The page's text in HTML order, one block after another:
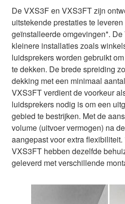
De VXS3F en VXS3FT zijn
uitstekende prestaties te
geïnstalleerde omgevingen*.
kleinere installaties zoals
luidsprekers worden gebruikt
te dekken. De brede spreiding
dekking met een minimaal
VXS3FT verdient de voorkeur
luidsprekers nodig is om een
gebied te bestrijken. Met de
volume (uitvoer vermogen) na
aangepast voor extra
VXS3FT hebben dezelfde
geleverd met verschillende